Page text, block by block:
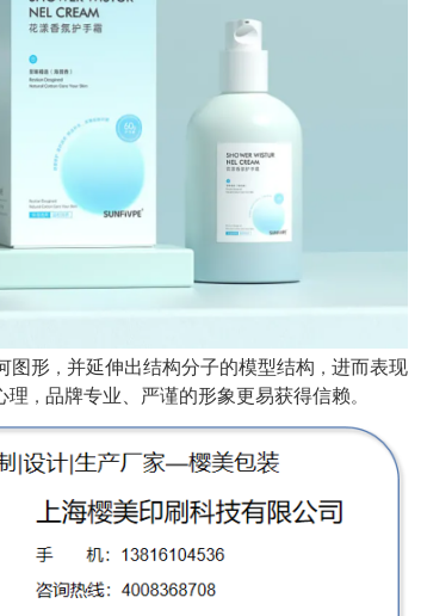
图形 ， 并延伸出结构分子的模型结构 ， 进而表现
理 ， 品牌专业、严谨的形象更易获得信赖 。